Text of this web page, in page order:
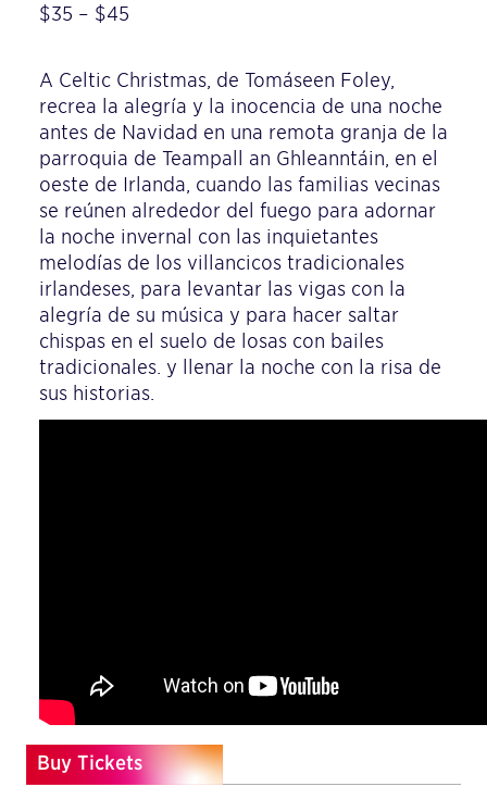
$35 – $45
A Celtic Christmas, de Tomáseen Foley,
recrea la alegría y la inocencia de una noche
antes de Navidad en una remota granja de la
parroquia de Teampall an Ghleanntáin, en el
oeste de Irlanda, cuando las familias vecinas
se reúnen alrededor del fuego para adornar
la noche invernal con las inquietantes
melodías de los villancicos tradicionales
irlandeses, para levantar las vigas con la
alegría de su música y para hacer saltar
chispas en el suelo de losas con bailes
tradicionales. y llenar la noche con la risa de
sus historias.
Buy Tickets